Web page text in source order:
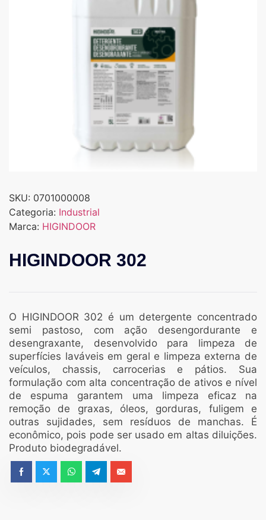
SKU: 0701000008
Categoria: Industrial
Marca: HIGINDOOR
HIGINDOOR 302
O HIGINDOOR 302 é um detergente concentrado
semi pastoso, com ação desengordurante e
desengraxante, desenvolvido para limpeza de
superfícies laváveis em geral e limpeza externa de
veículos, chassis, carrocerias e pátios. Sua
formulação com alta concentração de ativos e nível
de espuma garantem uma limpeza eficaz na
remoção de graxas, óleos, gorduras, fuligem e
outras sujidades, sem resíduos de manchas. É
econômico, pois pode ser usado em altas diluições.
Produto biodegradável.